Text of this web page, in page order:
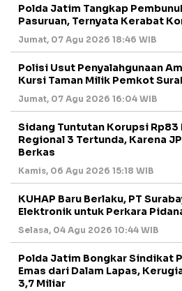
Polda Jatim Tangkap
Pasuruan, Ternyata Kerabat
Jumat, 07 Agu 2026 18:46 WIB
Polisi Usut Penyalahgunaan
Kursi Taman Milik Pemkot
Jumat, 07 Agu 2026 16:04 WIB
Sidang Tuntutan Korupsi
Regional 3 Tertunda, Karena
Berkas
Kamis, 06 Agu 2026 15:18 WIB
KUHAP Baru Berlaku, PT
Elektronik untuk Perkara
Selasa, 04 Agu 2026 10:44 WIB
Polda Jatim Bongkar Sindikat
Emas dari Dalam Lapas,
3,7 Miliar